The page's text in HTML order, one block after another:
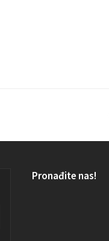
Pronađite nas!